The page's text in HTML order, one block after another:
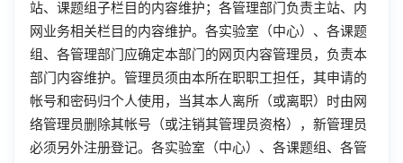
站、课题组子栏目的内容维护；各管理部门负责主站、内
网业务相关栏目的内容维护。各实验室（中心）、各课题
组、各管理部门应确定本部门的网页内容管理员，负责本
部门内容维护。管理员须由本所在职职工担任，其申请的
帐号和密码归个人使用，当其本人离所（或离职）时由网
络管理员删除其帐号（或注销其管理员资格），新管理员
必须另外注册登记。各实验室（中心）、各课题组、各管